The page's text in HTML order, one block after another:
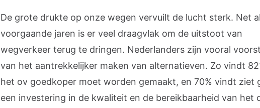
De grote drukte op onze wegen vervuilt de lucht sterk. Net
voorgaande jaren is er veel draagvlak om de uitstoot van
wegverkeer terug te dringen. Nederlanders zijn vooral
van het aantrekkelijker maken van alternatieven. Zo vindt
het ov goedkoper moet worden gemaakt, en 70% vindt ziet
een investering in de kwaliteit en de bereikbaarheid van het